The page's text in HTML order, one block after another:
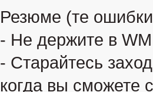
Резюме (те
- Не держите в
- Старайтесь
когда вы сможете